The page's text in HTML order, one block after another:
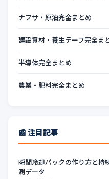
ナフサ・原油完全まとめ
建設資材・養生テープ完全ま
半導体完全まとめ
農業・肥料完全まとめ
📰 注目記事
瞬間冷却パックの作り方と持
測データ